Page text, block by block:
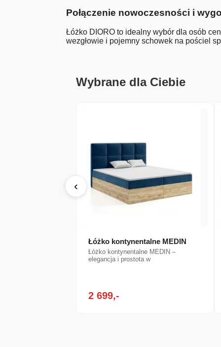
Połączenie nowoczesności i
Łóżko DIORO to idealny wybór dla osób
wezgłowie i pojemny schowek na pościel
Wybrane dla Ciebie
‹
Łóżko kontynentalne MEDIN
Łóżko kontynentalne MEDIN –
elegancja i prostota w
2 699,-